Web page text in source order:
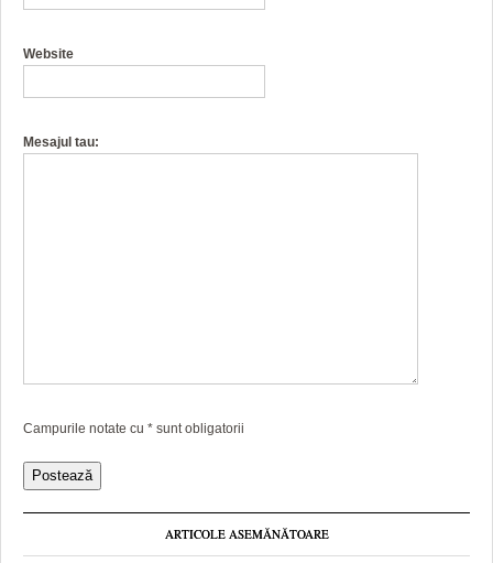
Website
Mesajul tau:
Campurile notate cu * sunt obligatorii
ARTICOLE ASEMĂNĂTOARE